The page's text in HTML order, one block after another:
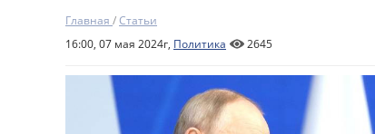
Главная /Статьи
16:00, 07 мая 2024г, Политика 2645